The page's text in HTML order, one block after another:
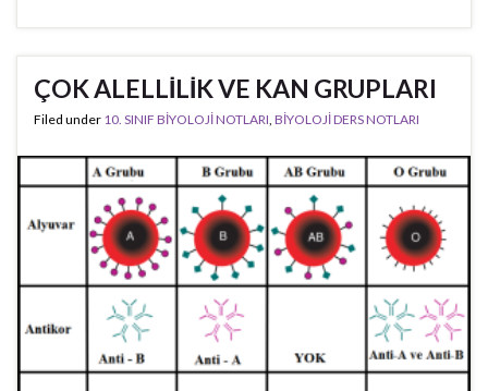
ÇOK ALELLİLİK VE KAN GRUPLARI
Filed under 10. SINIF BİYOLOJİ NOTLARI BİYOLOJİ DERS NOTLARI